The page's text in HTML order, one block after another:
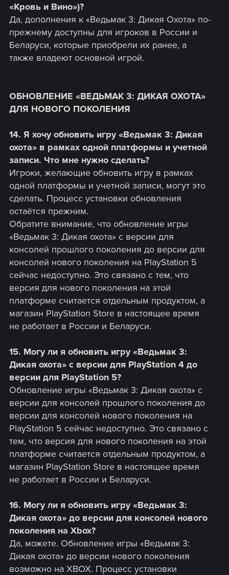
«Кровь и Вино»)?
Да, дополнения к «Ведьмак 3: Дикая Охота» по-
прежнему доступны для игроков в России и
Беларуси, которые приобрели их ранее, а
также владеют основной игрой.
ОБНОВЛЕНИЕ «ВЕДЬМАК 3: ДИКАЯ ОХОТА»
ДЛЯ НОВОГО ПОКОЛЕНИЯ
14. Я хочу обновить игру «Ведьмак 3: Дикая
охота» в рамках одной платформы и учетной
записи. Что мне нужно сделать?
Игроки, желающие обновить игру в рамках
одной платформы и учетной записи, могут это
сделать. Процесс установки обновления
остаётся прежним.
Обратите внимание, что обновление игры
«Ведьмак 3: Дикая охота» с версии для
консолей прошлого поколения до версии для
консолей нового поколения на PlayStation 5
сейчас недоступно. Это связано с тем, что
версия для нового поколения на этой
платформе считается отдельным продуктом, а
магазин PlayStation Store в настоящее время
не работает в России и Беларуси.
15. Могу ли я обновить игру «Ведьмак 3:
Дикая охота» с версии для PlayStation 4 до
версии для PlayStation 5?
Обновление игры «Ведьмак 3: Дикая охота» с
версии для консолей прошлого поколения до
версии для консолей нового поколения на
PlayStation 5 сейчас недоступно. Это связано с
тем, что версия для нового поколения на этой
платформе считается отдельным продуктом, а
магазин PlayStation Store в настоящее время
не работает в России и Беларуси.
16. Могу ли я обновить игру «Ведьмак 3:
Дикая охота» до версии для консолей нового
поколения на Xbox?
Да, можете. Обновление игры «Ведьмак 3:
Дикая охота» до версии нового поколения
возможно на XBOX. Процесс установки